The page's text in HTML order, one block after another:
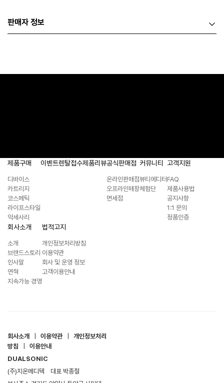
판매자 정보
제품구매
디바이스
카트리지
코스메틱
라이프스타일
악세사리
이벤트렌탈접수제품리뷰공식판매점
온라인판매점
오프라인매장
면세점
커뮤니티
뷰티에디터
체험단
고객지원
FAQ
제품사용법
공지사항
1:1 문의
정품인증
회사소개
소개
브랜드스토리
인사말
연혁
지속가능 경영
법적고지
개인정보처리방침
이용약관
회사 및 운영 정보
고객이용안내
회사소개 이용약관
개인정보처리
방침
이용안내
DUALSONIC
(주)지온메디텍
대표 박종철